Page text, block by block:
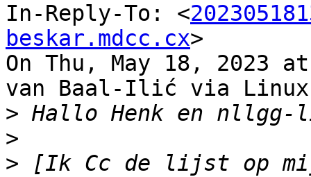
In-Reply-To: <
beskar.mdcc.cx>
On Thu, May 18, 2023
van Baal-Ilić via
>
>
> [Ik Cc de lijst op